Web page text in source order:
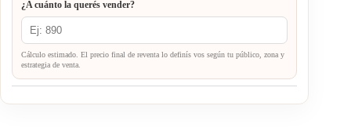
¿A cuánto la querés vender?
Cálculo estimado. El precio final de reventa lo definís vos según tu público, zona y
estrategia de venta.